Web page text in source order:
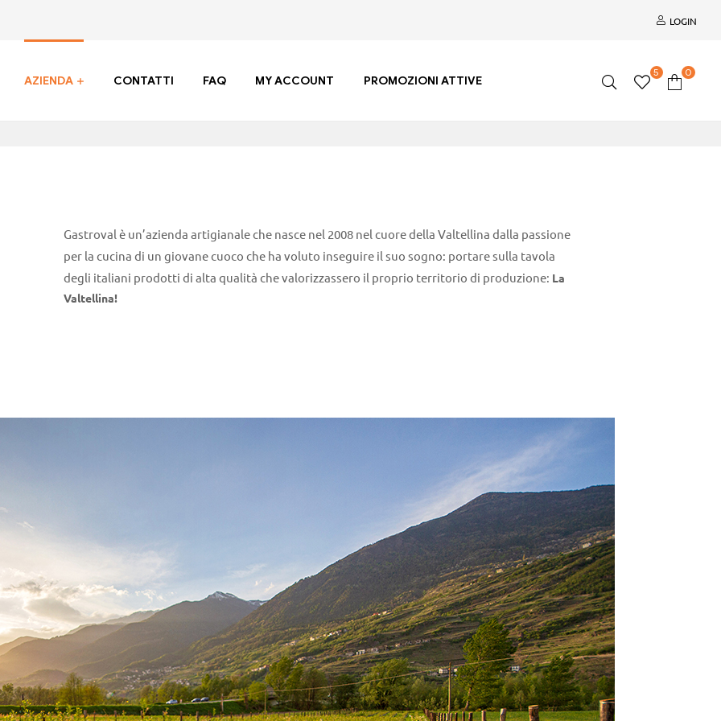
LOGIN
AZIENDA CONTATTI FAQ MY ACCOUNT PROMOZIONI ATTIVE
5 0
Gastroval è un’azienda artigianale che nasce nel 2008 nel cuore della Valtellina dalla passione
per la cucina di un giovane cuoco che ha voluto inseguire il suo sogno: portare sulla tavola
degli italiani prodotti di alta qualità che valorizzassero il proprio territorio di produzione: La
Valtellina!